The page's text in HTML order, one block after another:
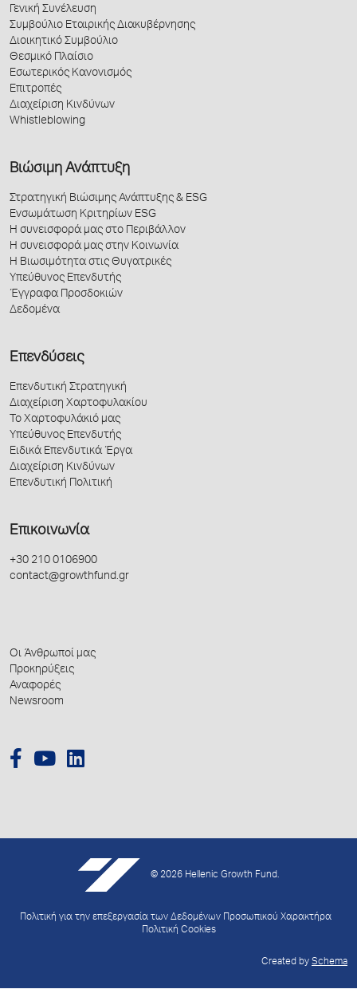
Γενική Συνέλευση
Συμβούλιο Εταιρικής Διακυβέρνησης
Διοικητικό Συμβούλιο
Θεσμικό Πλαίσιο
Εσωτερικός Κανονισμός
Επιτροπές
Διαχείριση Κινδύνων
Whistleblowing
Βιώσιμη Ανάπτυξη
Στρατηγική Βιώσιμης Ανάπτυξης & ESG
Ενσωμάτωση Κριτηρίων ESG
Η συνεισφορά μας στο Περιβάλλον
Η συνεισφορά μας στην Κοινωνία
Η Βιωσιμότητα στις Θυγατρικές
Υπεύθυνος Επενδυτής
Έγγραφα Προσδοκιών
Δεδομένα
Επενδύσεις
Επενδυτική Στρατηγική
Διαχείριση Χαρτοφυλακίου
Το Χαρτοφυλάκιό μας
Υπεύθυνος Επενδυτής
Ειδικά Επενδυτικά Έργα
Διαχείριση Κινδύνων
Επενδυτική Πολιτική
Επικοινωνία
+30 210 0106900
contact@growthfund.gr
Οι Άνθρωποί μας
Προκηρύξεις
Αναφορές
Newsroom
© 2026 Hellenic Growth Fund.
Πολιτική για την επεξεργασία των Δεδομένων Προσωπικού Χαρακτήρα
Πολιτική Cookies
Created by Schema